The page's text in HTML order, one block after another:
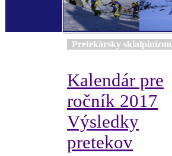
Pretekársky
Kalendár pre
ročník 2017
Výsledky
pretekov